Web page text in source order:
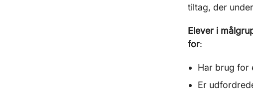
tiltag, der
Elever i
for:
Har brug for
Er